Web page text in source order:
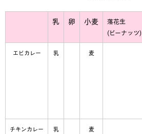
乳 卵 小麦
落花生
(ピーナッツ)
エビカレー 乳 麦
チキンカレー 乳 麦